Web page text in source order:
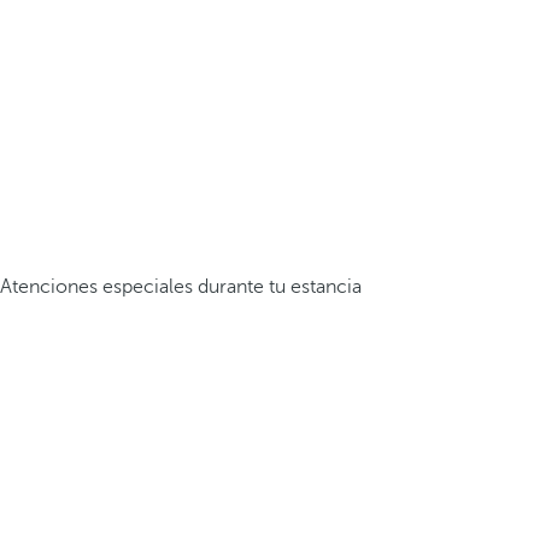
Atenciones especiales durante tu estancia